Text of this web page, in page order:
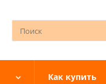
Как купить